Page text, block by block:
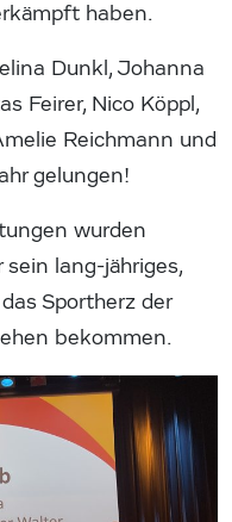
haben.
Dunkl, Johanna
Feirer, Nico Köppl,
Reichmann und
gelungen!
wurden
lang-jähriges,
Sportherz der
bekommen.